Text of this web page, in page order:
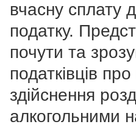
вчасну сплату
податку.
почути та
податківців
здійснення
алкогольними